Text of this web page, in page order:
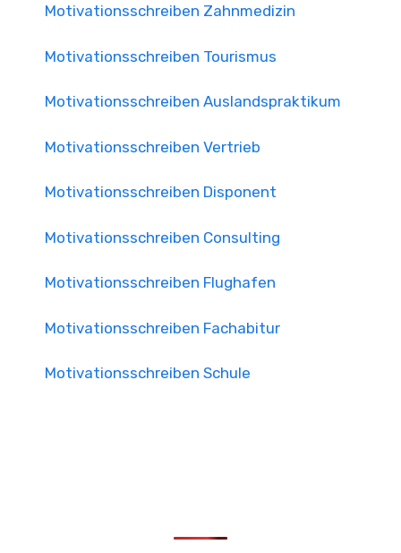
Motivationsschreiben Zahnmedizin
Motivationsschreiben Tourismus
Motivationsschreiben Auslandspraktikum
Motivationsschreiben Vertrieb
Motivationsschreiben Disponent
Motivationsschreiben Consulting
Motivationsschreiben Flughafen
Motivationsschreiben Fachabitur
Motivationsschreiben Schule